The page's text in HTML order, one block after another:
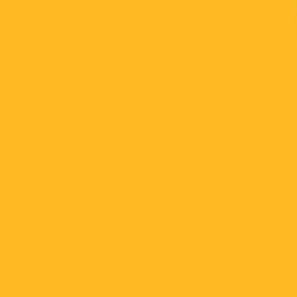
Mieux manger pour